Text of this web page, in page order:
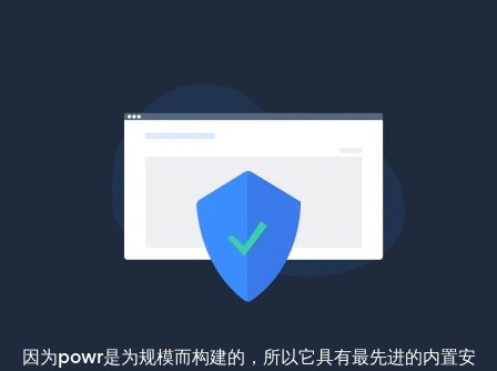
因为powr是为规模而构建的，所以它具有最先进的内置安